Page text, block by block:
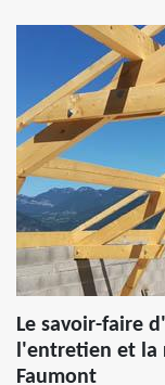
Le savoir-faire
l'entretien et la
Faumont